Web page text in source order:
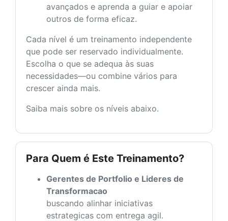
avançados e aprenda a guiar e apoiar
outros de forma eficaz.
Cada nível é um treinamento independente
que pode ser reservado individualmente.
Escolha o que se adequa às suas
necessidades—ou combine vários para
crescer ainda mais.
Saiba mais sobre os níveis abaixo.
Para Quem é Este Treinamento?
Gerentes de Portfolio e Lideres de
Transformacao
buscando alinhar iniciativas
estrategicas com entrega agil.